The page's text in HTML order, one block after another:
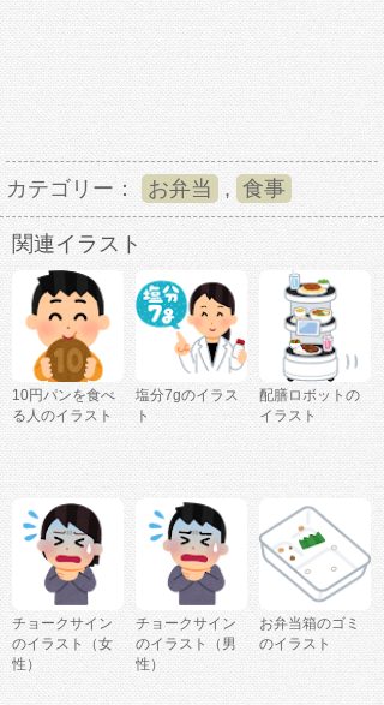
カテゴリー： お弁当 , 食事
関連イラスト
10円パンを食べ
る人のイラスト
塩分7gのイラス
ト
配膳ロボットの
イラスト
チョークサイン
のイラスト（女
性）
チョークサイン
のイラスト（男
性）
お弁当箱のゴミ
のイラスト